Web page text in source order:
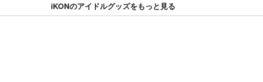
iKONのアイドルグッズをもっと見る